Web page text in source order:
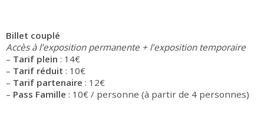
Billet couplé
Accès à l’exposition permanente + l’exposition temporaire
– Tarif plein : 14€
– Tarif réduit : 10€
– Tarif partenaire : 12€
– Pass Famille : 10€ / personne (à partir de 4 personnes)